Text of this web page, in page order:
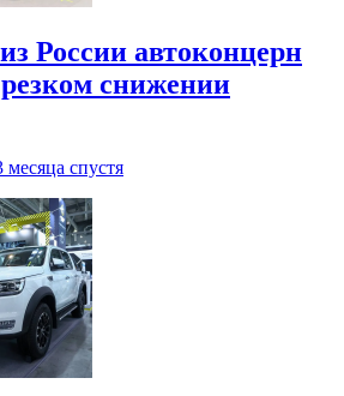
России автоконцерн
снижении
месяца спустя